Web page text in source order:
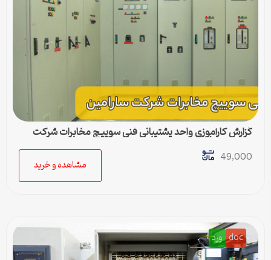
گزارش کارآموزی واحد پشتیبانی فنی سوییچ مخابرات شرکت
سارامین – فایل ورد
49,000
مشاهده و خرید
doc ورد